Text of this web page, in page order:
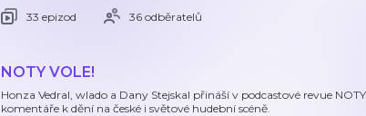
33 epizod
36 odběratelů
NOTY VOLE!
Honza Vedral, wlado a Dany Stejskal přináší v podcastové revue
komentáře k dění na české i světové hudební scéně.